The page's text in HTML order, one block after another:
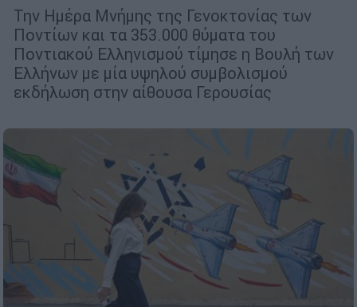
Την Ημέρα Μνήμης της Γενοκτονίας των
Ποντίων και τα 353.000 θύματα του
Ποντιακού Ελληνισμού τίμησε η Βουλή των
Ελλήνων με μία υψηλού συμβολισμού
εκδήλωση στην αίθουσα Γερουσίας